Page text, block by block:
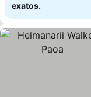
exatos.